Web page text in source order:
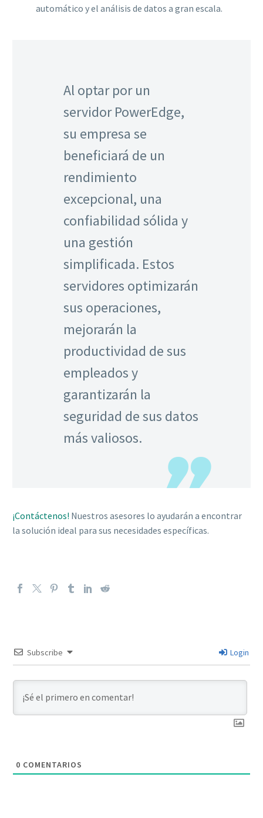
automático y el análisis de datos a gran escala.
Al optar por un
servidor PowerEdge,
su empresa se
beneficiará de un
rendimiento
excepcional, una
confiabilidad sólida y
una gestión
simplificada. Estos
servidores optimizarán
sus operaciones,
mejorarán la
productividad de sus
empleados y
garantizarán la
seguridad de sus datos
más valiosos.
¡Contáctenos! Nuestros asesores lo ayudarán a encontrar
la solución ideal para sus necesidades específicas.
Subscribe Login
0 COMENTARIOS